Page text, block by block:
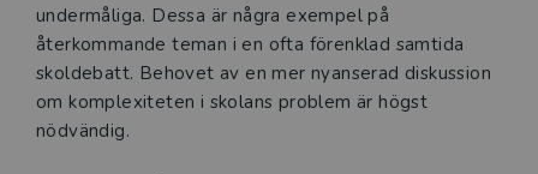
undermåliga. Dessa är några exempel på
återkommande teman i en ofta förenklad samtida
skoldebatt. Behovet av en mer nyanserad diskussion
om komplexiteten i skolans problem är högst
nödvändig.